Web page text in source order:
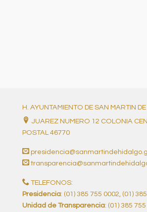
H. AYUNTAMIENTO DE SAN MARTIN
JUAREZ NUMERO 12 COLONIA
POSTAL 46770
TELEFONOS:
Presidencia: (01) 385 755 0002, (01)
Unidad de Transparencia: (01) 385